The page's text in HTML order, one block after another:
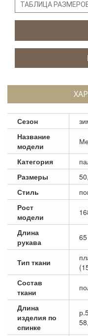
ТАБЛИЦА
Сезон
Название
модели
Категория
Размеры
Стиль
Рост
модели
Длина
рукава
Тип ткани
Состав
ткани
Длина
изделия по
спинке